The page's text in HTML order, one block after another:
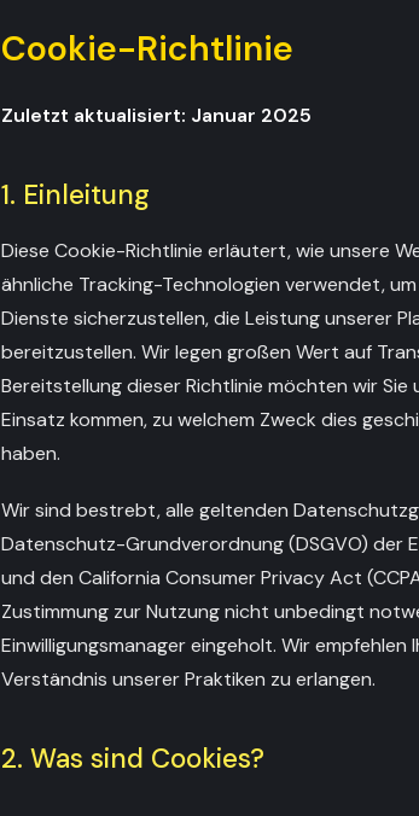
Cookie-Richtlinie
Zuletzt aktualisiert: Januar 2025
1. Einleitung
Diese Cookie-Richtlinie erläutert, wie unsere
ähnliche Tracking-Technologien verwendet,
Dienste sicherzustellen, die Leistung unserer
bereitzustellen. Wir legen großen Wert auf
Bereitstellung dieser Richtlinie möchten wir
Einsatz kommen, zu welchem Zweck dies
haben.
Wir sind bestrebt, alle geltenden
Datenschutz-Grundverordnung (DSGVO) der
und den California Consumer Privacy Act
Zustimmung zur Nutzung nicht unbedingt
Einwilligungsmanager eingeholt. Wir
Verständnis unserer Praktiken zu erlangen.
2. Was sind Cookies?